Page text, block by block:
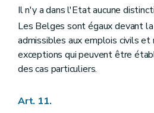
Art. 125
Art. 126
Section II Des
Sous-section
Art. 127
Art. 128
Art. 129
Il n'y a dans l'Etat aucune
Les Belges sont égaux devant
admissibles aux emplois civils et
exceptions qui peuvent être
des cas particuliers.
Art. 11.